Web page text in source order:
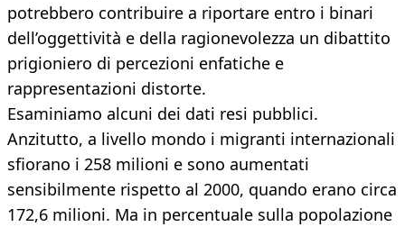
potrebbero contribuire a riportare entro i binari
dell’oggettività e della ragionevolezza un dibattito
prigioniero di percezioni enfatiche e
rappresentazioni distorte.
Esaminiamo alcuni dei dati resi pubblici.
Anzitutto, a livello mondo i migranti internazionali
sfiorano i 258 milioni e sono aumentati
sensibilmente rispetto al 2000, quando erano circa
172,6 milioni. Ma in percentuale sulla popolazione